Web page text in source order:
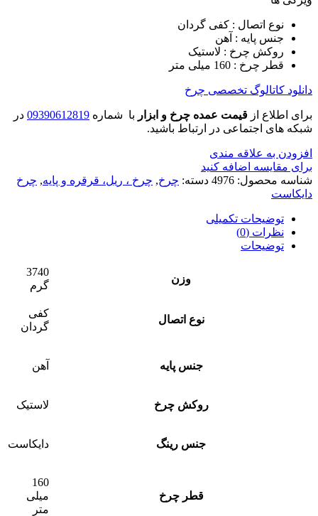
نوع اتصال : کفی گردان
جنس پایه : آهن
روکش چرخ : لاستیک
قطر چرخ : 160 میلی متر
دانلود کاتالوگ تخصصی چرخ
برای اطلاع از قیمت عمده چرخ و ابزار با شماره 09390612819 در
شبکه های اجتماعی در ارتباط باشید.
افزودن به علاقه مندی
برای مقایسه اضافه کنید
شناسه محصول: 4976 دسته: چرخ, چرخ ، ریل، قرقره و پایه, چرخ
دایکاست
توضیحات تکمیلی
نظرات (0)
توضیحات
وزن
3740
گرم
نوع اتصال
کفی
گردان
جنس پایه آهن
روکش چرخ لاستیک
جنس رینگ دایکاست
قطر چرخ
160
میلی
متر